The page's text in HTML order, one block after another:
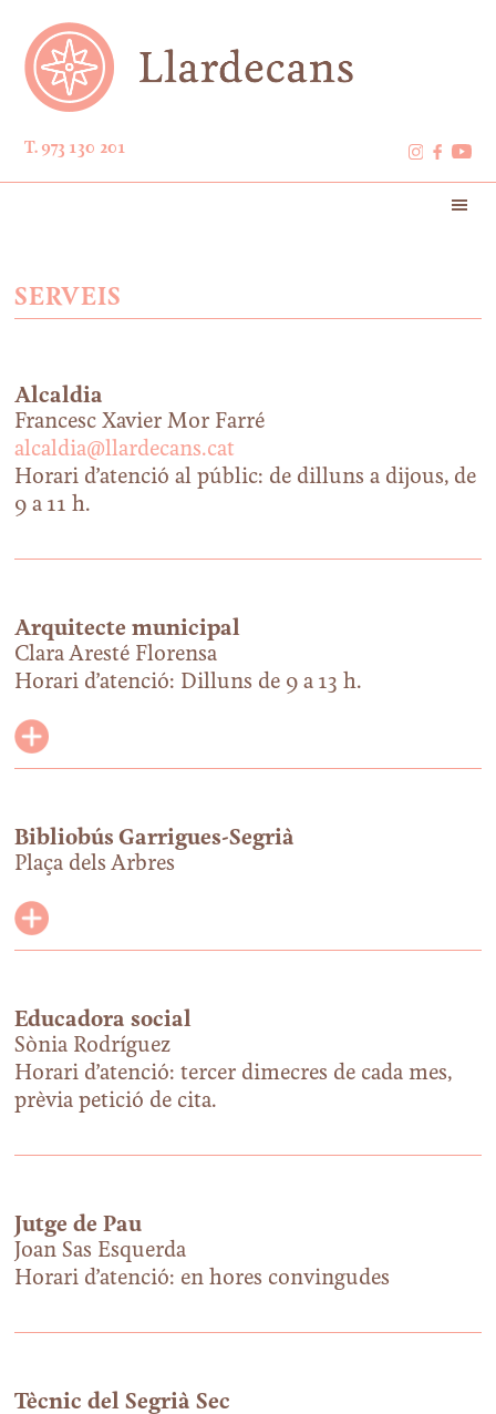
T. 973 130 201
SERVEIS
Alcaldia
Francesc Xavier Mor Farré
alcaldia@llardecans.cat
Horari d’atenció al públic: de dilluns a dijous, de
9 a 11 h.
Arquitecte municipal
Clara Aresté Florensa
Horari d’atenció: Dilluns de 9 a 13 h.
Bibliobús Garrigues-Segrià
Plaça dels Arbres
Educadora social
Sònia Rodríguez
Horari d’atenció: tercer dimecres de cada mes,
prèvia petició de cita.
Jutge de Pau
Joan Sas Esquerda
Horari d’atenció: en hores convingudes
Tècnic del Segrià Sec